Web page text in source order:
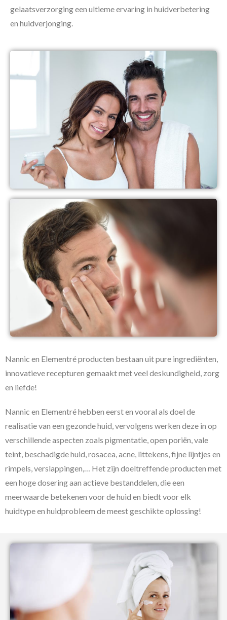
gelaatsverzorging een ultieme ervaring in huidverbetering
en huidverjonging.
Nannic en Elementré producten bestaan uit pure ingrediënten,
innovatieve recepturen gemaakt met veel deskundigheid, zorg
en liefde!
Nannic en Elementré hebben eerst en vooral als doel de
realisatie van een gezonde huid, vervolgens werken deze in op
verschillende aspecten zoals pigmentatie, open poriën, vale
teint, beschadigde huid, rosacea, acne, littekens, fijne lijntjes en
rimpels, verslappingen,… Het zijn doeltreffende producten met
een hoge dosering aan actieve bestanddelen, die een
meerwaarde betekenen voor de huid en biedt voor elk
huidtype en huidprobleem de meest geschikte oplossing!